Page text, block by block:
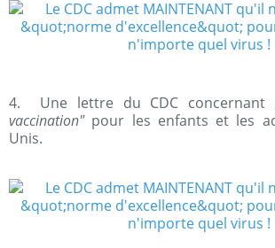
4. Une lettre du CDC concernant
vaccination"pour les enfants et les
Unis.